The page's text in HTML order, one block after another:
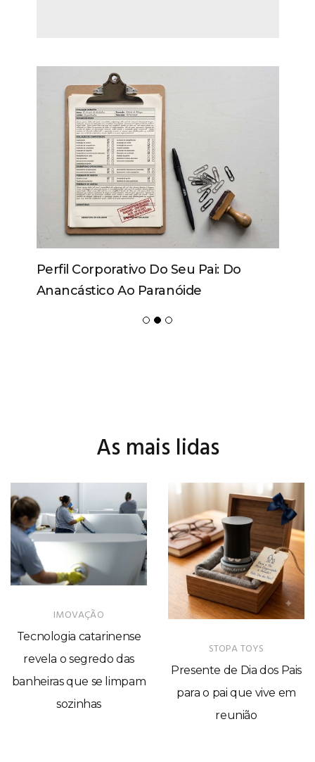
Perfil Corporativo Do Seu Pai: Do
Anancástico Ao Paranóide
As mais lidas
IMOVAÇÃO
Tecnologia catarinense
revela o segredo das
banheiras que se limpam
sozinhas
STOPA TOYS
Presente de Dia dos Pais
para o pai que vive em
reunião